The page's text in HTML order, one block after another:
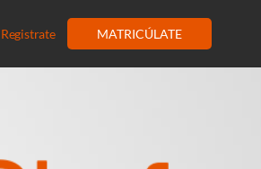
Registrate MATRICÚLATE